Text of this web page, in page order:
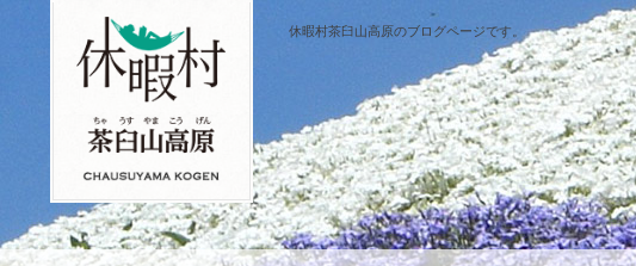
休暇村茶臼山高原のブログページです。